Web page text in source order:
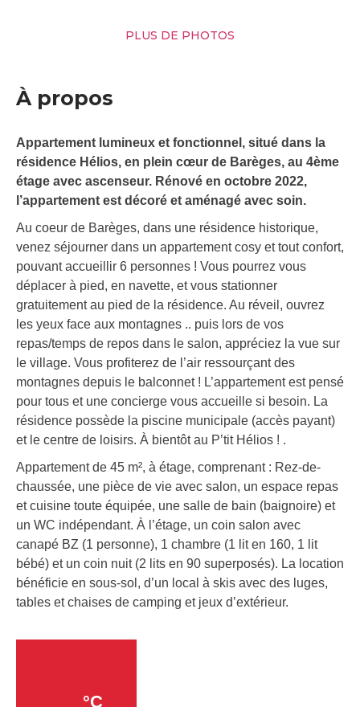
PLUS DE PHOTOS
À propos
Appartement lumineux et fonctionnel, situé dans la
résidence Hélios, en plein cœur de Barèges, au 4ème
étage avec ascenseur. Rénové en octobre 2022,
l’appartement est décoré et aménagé avec soin.
Au coeur de Barèges, dans une résidence historique,
venez séjourner dans un appartement cosy et tout confort,
pouvant accueillir 6 personnes ! Vous pourrez vous
déplacer à pied, en navette, et vous stationner
gratuitement au pied de la résidence. Au réveil, ouvrez
les yeux face aux montagnes .. puis lors de vos
repas/temps de repos dans le salon, appréciez la vue sur
le village. Vous profiterez de l’air ressourçant des
montagnes depuis le balconnet ! L’appartement est pensé
pour tous et une concierge vous accueille si besoin. La
résidence possède la piscine municipale (accès payant)
et le centre de loisirs. À bientôt au P’tit Hélios ! .
Appartement de 45 m², à étage, comprenant : Rez-de-
chaussée, une pièce de vie avec salon, un espace repas
et cuisine toute équipée, une salle de bain (baignoire) et
un WC indépendant. À l’étage, un coin salon avec
canapé BZ (1 personne), 1 chambre (1 lit en 160, 1 lit
bébé) et un coin nuit (2 lits en 90 superposés). La location
bénéficie en sous-sol, d’un local à skis avec des luges,
tables et chaises de camping et jeux d’extérieur.